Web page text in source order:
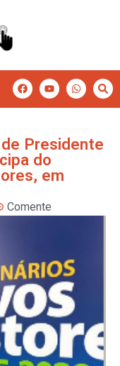
Presidente
do
em
Comente